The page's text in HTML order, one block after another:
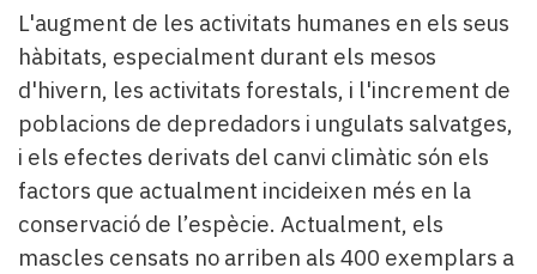
L'augment de les activitats humanes en els seus
hàbitats, especialment durant els mesos
d'hivern, les activitats forestals, i l'increment de
poblacions de depredadors i ungulats salvatges,
i els efectes derivats del canvi climàtic són els
factors que actualment incideixen més en la
conservació de l’espècie. Actualment, els
mascles censats no arriben als 400 exemplars a